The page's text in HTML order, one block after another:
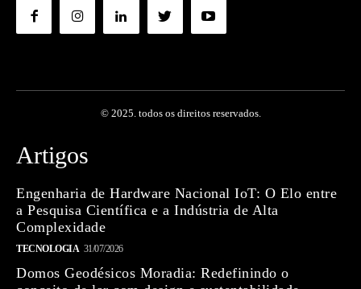
© 2025. todos os direitos reservados.
Artigos
Engenharia de Hardware Nacional IoT: O Elo entre
a Pesquisa Científica e a Indústria de Alta
Complexidade
TECNOLOGIA 31/07/2026
Domos Geodésicos Moradia: Redefinindo o